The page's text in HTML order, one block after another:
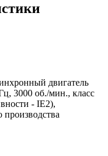
двигатель
3000 об./мин., класс
- IE2),
производства